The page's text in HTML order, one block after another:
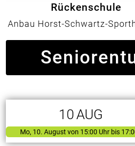
Rückenschule
Anbau Horst-Schwartz-
10 AUG
Mo, 10. August von 15:00 Uhr bis